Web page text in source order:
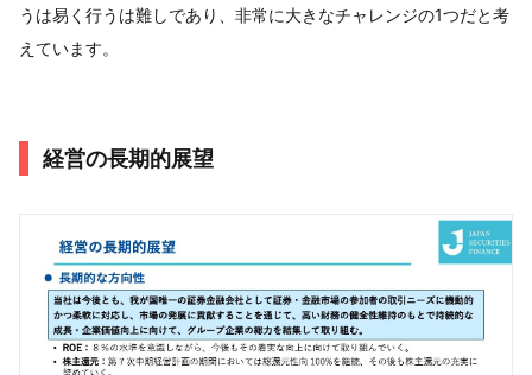
うは易く行うは難しであり、非常に大きなチャレンジの1つだと考
えています。
経営の長期的展望